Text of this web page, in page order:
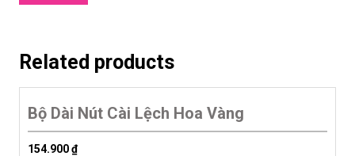
Related products
Bộ Dài Nút Cài Lệch Hoa Vàng
154.900₫